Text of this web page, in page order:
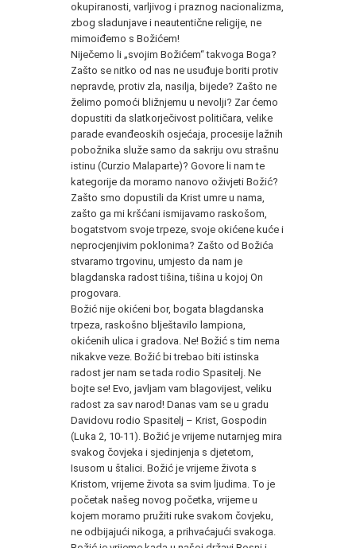
okupiranosti, varljivog i praznog nacionalizma,
zbog sladunjave i neautentične religije, ne
mimoiđemo s Božićem!
Niječemo li „svojim Božićem“ takvoga Boga?
Zašto se nitko od nas ne usuđuje boriti protiv
nepravde, protiv zla, nasilja, bijede? Zašto ne
želimo pomoći bližnjemu u nevolji? Zar ćemo
dopustiti da slatkorječivost političara, velike
parade evanđeoskih osjećaja, procesije lažnih
pobožnika služe samo da sakriju ovu strašnu
istinu (Curzio Malaparte)? Govore li nam te
kategorije da moramo nanovo oživjeti Božić?
Zašto smo dopustili da Krist umre u nama,
zašto ga mi kršćani ismijavamo raskošom,
bogatstvom svoje trpeze, svoje okićene kuće i
neprocjenjivim poklonima? Zašto od Božića
stvaramo trgovinu, umjesto da nam je
blagdanska radost tišina, tišina u kojoj On
progovara.
Božić nije okićeni bor, bogata blagdanska
trpeza, raskošno blještavilo lampiona,
okićenih ulica i gradova. Ne! Božić s tim nema
nikakve veze. Božić bi trebao biti istinska
radost jer nam se tada rodio Spasitelj. Ne
bojte se! Evo, javljam vam blagovijest, veliku
radost za sav narod! Danas vam se u gradu
Davidovu rodio Spasitelj – Krist, Gospodin
(Luka 2, 10-11). Božić je vrijeme nutarnjeg mira
svakog čovjeka i sjedinjenja s djetetom,
Isusom u štalici. Božić je vrijeme života s
Kristom, vrijeme života sa svim ljudima. To je
početak našeg novog početka, vrijeme u
kojem moramo pružiti ruke svakom čovjeku,
ne odbijajući nikoga, a prihvaćajući svakoga.